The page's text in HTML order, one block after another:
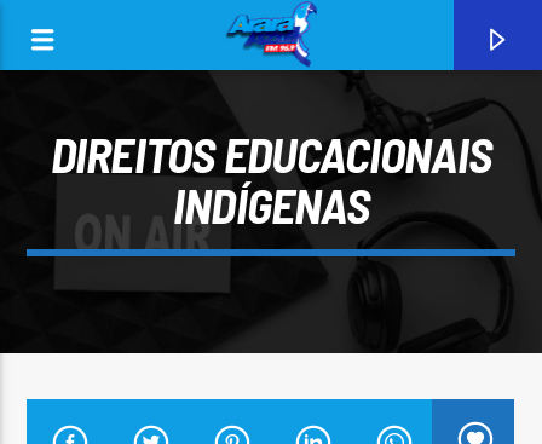
DIREITOS EDUCACIONAIS
INDÍGENAS